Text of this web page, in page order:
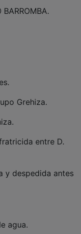
Grehiza.
entre D.
y despedida antes
agua.